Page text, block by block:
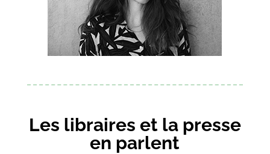
Les libraires et la presse
en parlent